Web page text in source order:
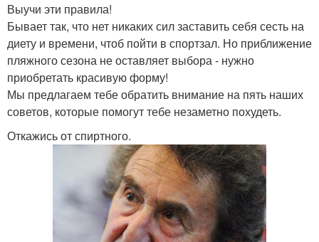
Выучи эти правила!
Бывает так, что нет никаких сил заставить себя сесть на
диету и времени, чтоб пойти в спортзал. Но приближение
пляжного сезона не оставляет выбора - нужно
приобретать красивую форму!
Мы предлагаем тебе обратить внимание на пять наших
советов, которые помогут тебе незаметно похудеть.
Откажись от спиртного.